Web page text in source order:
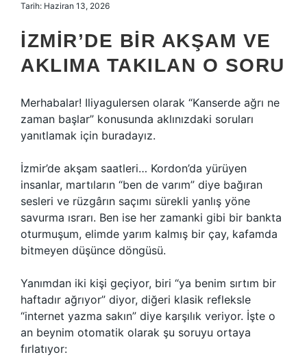
Tarih: Haziran 13, 2026
İZMIR’DE BIR AKŞAM VE
AKLIMA TAKILAN O SORU
Merhabalar! Iliyagulersen olarak “Kanserde ağrı ne
zaman başlar” konusunda aklınızdaki soruları
yanıtlamak için buradayız.
İzmir’de akşam saatleri… Kordon’da yürüyen
insanlar, martıların “ben de varım” diye bağıran
sesleri ve rüzgârın saçımı sürekli yanlış yöne
savurma ısrarı. Ben ise her zamanki gibi bir bankta
oturmuşum, elimde yarım kalmış bir çay, kafamda
bitmeyen düşünce döngüsü.
Yanımdan iki kişi geçiyor, biri “ya benim sırtım bir
haftadır ağrıyor” diyor, diğeri klasik refleksle
“internet yazma sakın” diye karşılık veriyor. İşte o
an beynim otomatik olarak şu soruyu ortaya
fırlatıyor: